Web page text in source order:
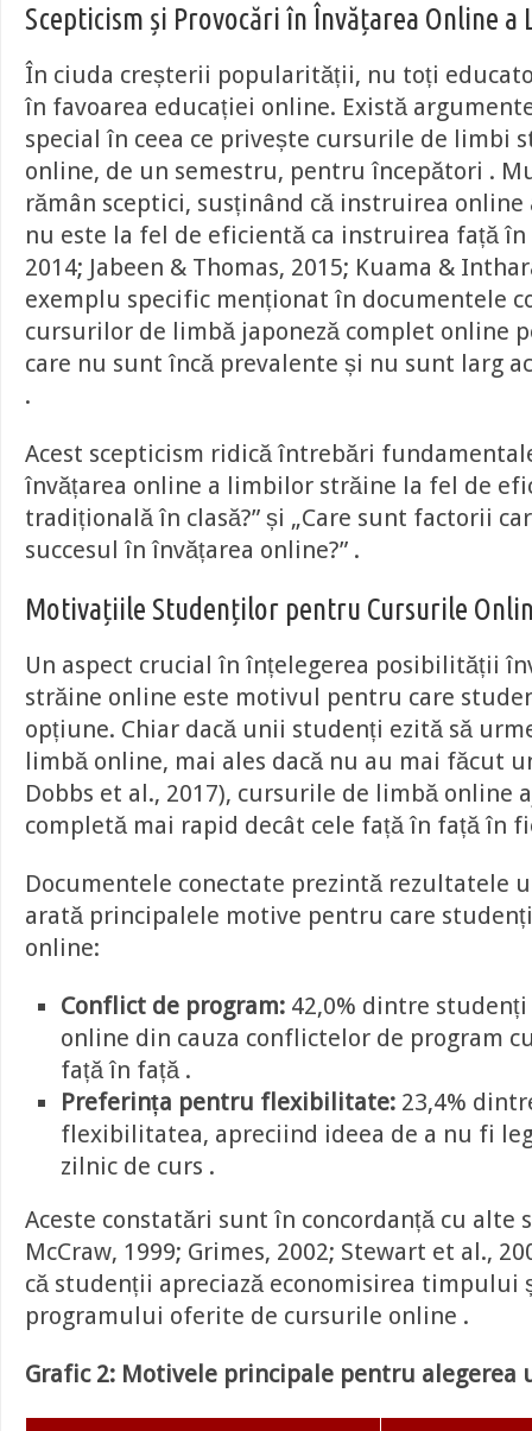
Scepticism și Provocări în Învățarea Online
În ciuda creșterii popularității, nu toți
în favoarea educației online. Există
special în ceea ce privește cursurile de limbi
online, de un semestru, pentru începători .
rămân sceptici, susținând că instruirea
nu este la fel de eficientă ca instruirea față în
2014; Jabeen & Thomas, 2015; Kuama &
exemplu specific menționat în documentele
cursurilor de limbă japoneză complet online
care nu sunt încă prevalente și nu sunt larg
.
Acest scepticism ridică întrebări
învățarea online a limbilor străine la fel de
tradițională în clasă?” și „Care sunt factorii
succesul în învățarea online?” .
Motivațiile Studenților pentru Cursurile
Un aspect crucial în înțelegerea posibilității
străine online este motivul pentru care
opțiune. Chiar dacă unii studenți ezită să
limbă online, mai ales dacă nu au mai făcut
Dobbs et al., 2017), cursurile de limbă online
completă mai rapid decât cele față în față în
Documentele conectate prezintă rezultatele
arată principalele motive pentru care
online:
Conflict de program: 42,0% dintre
online din cauza conflictelor de program
față în față .
Preferința pentru flexibilitate: 23,4%
flexibilitatea, apreciind ideea de a nu fi
zilnic de curs .
Aceste constatări sunt în concordanță cu alte
McCraw, 1999; Grimes, 2002; Stewart et al.,
că studenții apreciază economisirea timpului
programului oferite de cursurile online .
Grafic 2: Motivele principale pentru alegerea